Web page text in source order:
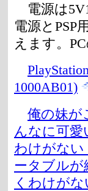
電源は
電源とPSP
えます。
1000AB01)
俺の妹が
んなに可愛
わけがない
ータブルが
くわけがな